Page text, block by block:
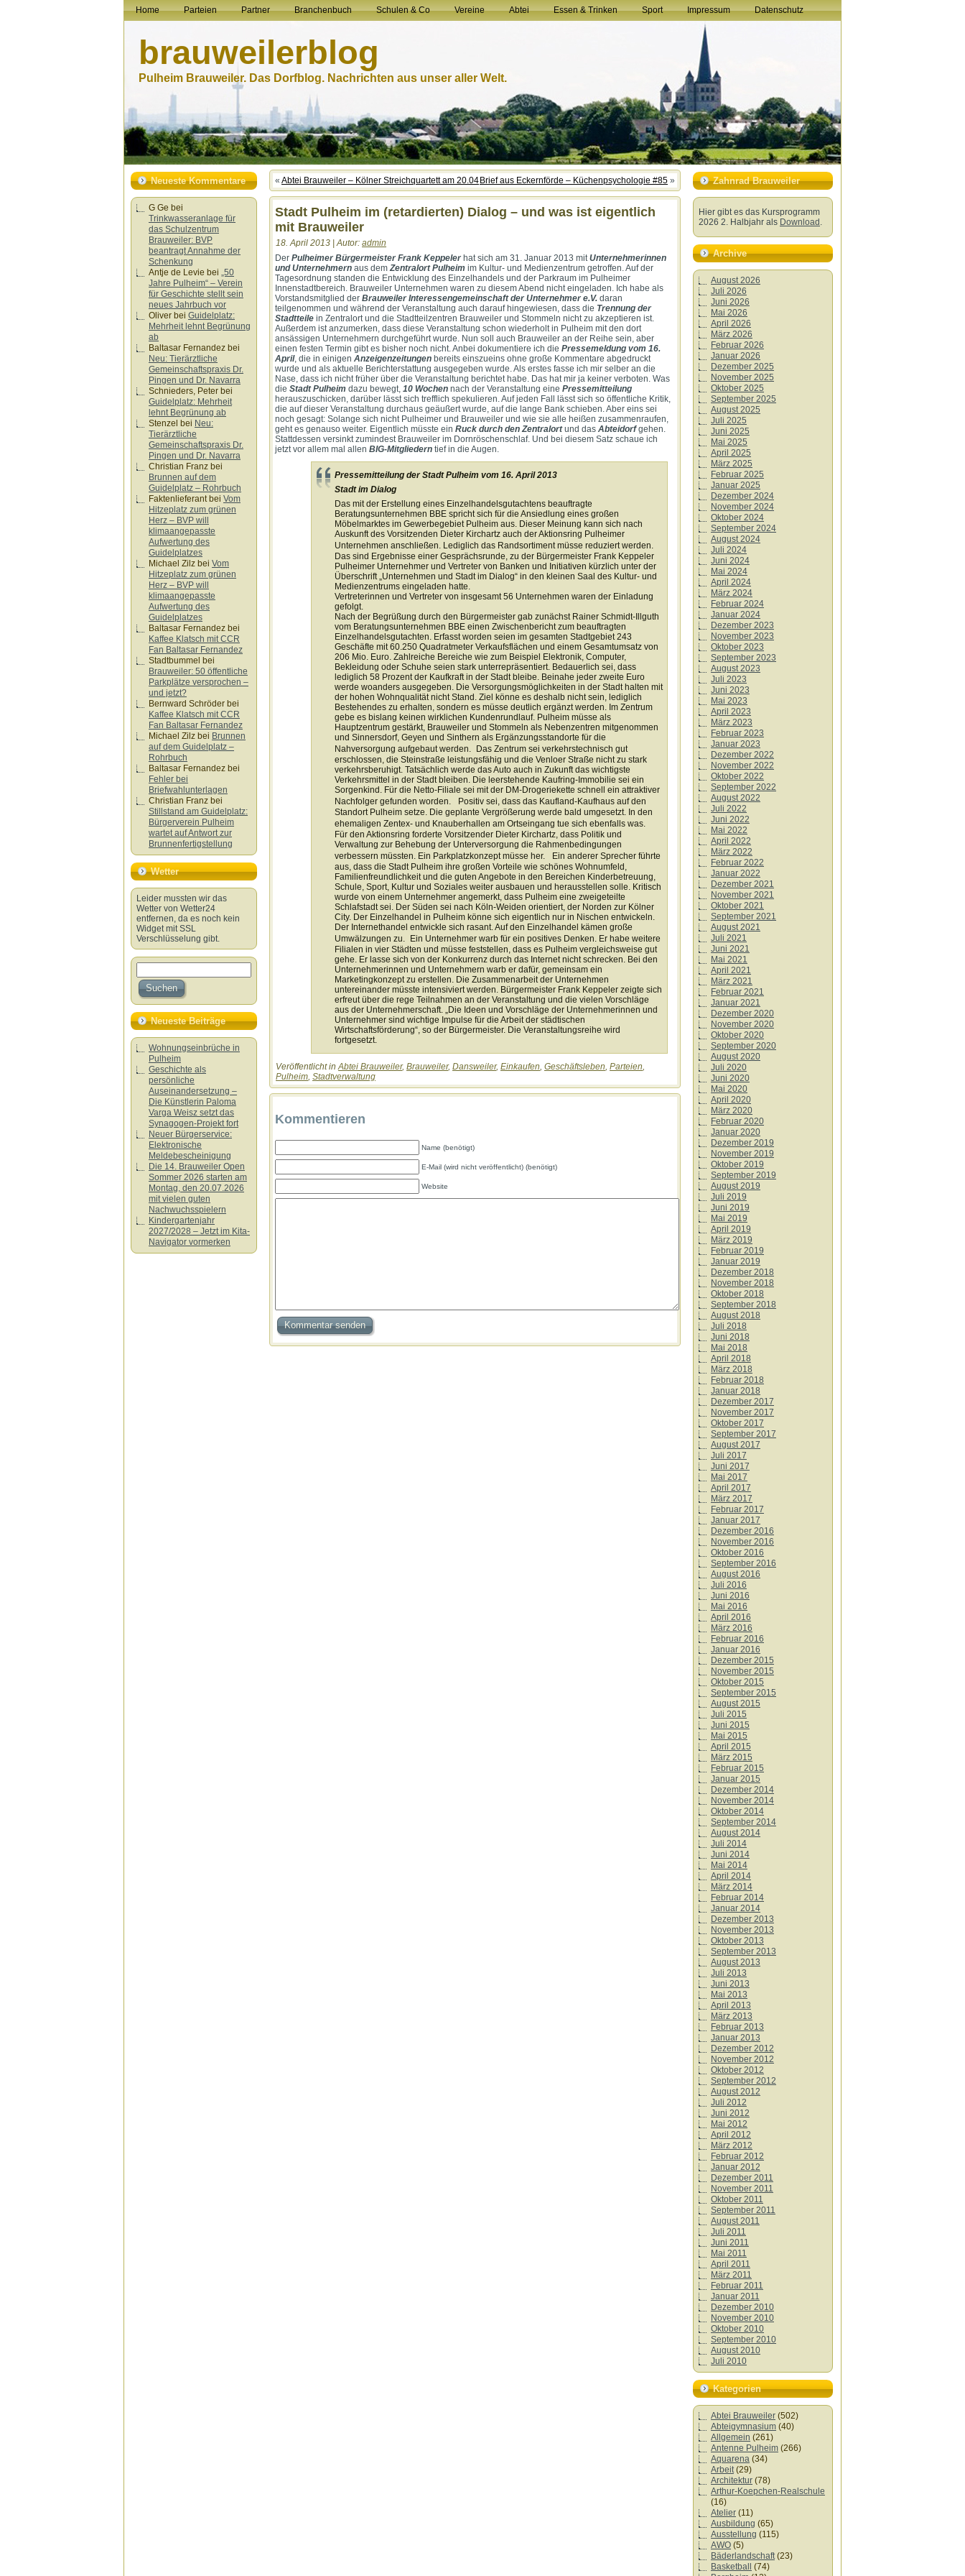
Home Parteien Partner Branchenbuch Schulen & Co Vereine Abtei Essen & Trinken Sport Impressum Datenschutz
brauweilerblog
Pulheim Brauweiler. Das Dorfblog. Nachrichten aus unser aller Welt.
Neueste Kommentare
G Ge bei
Trinkwasseranlage für
das Schulzentrum
Brauweiler: BVP
beantragt Annahme der
Schenkung
Antje de Levie bei „50
Jahre Pulheim“ – Verein
für Geschichte stellt sein
neues Jahrbuch vor
Oliver bei Guidelplatz:
Mehrheit lehnt Begrünung
ab
Baltasar Fernandez bei
Neu: Tierärztliche
Gemeinschaftspraxis Dr.
Pingen und Dr. Navarra
Schnieders, Peter bei
Guidelplatz: Mehrheit
lehnt Begrünung ab
Stenzel bei Neu:
Tierärztliche
Gemeinschaftspraxis Dr.
Pingen und Dr. Navarra
Christian Franz bei
Brunnen auf dem
Guidelplatz – Rohrbuch
Faktenlieferantbei Vom
Hitzeplatz zum grünen
Herz – BVP will
klimaangepasste
Aufwertung des
Guidelplatzes
Michael Zilz bei Vom
Hitzeplatz zum grünen
Herz – BVP will
klimaangepasste
Aufwertung des
Guidelplatzes
Baltasar Fernandez bei
Kaffee Klatsch mit CCR
Fan Baltasar Fernandez
Stadtbummel bei
Brauweiler: 50 öffentliche
Parkplätze versprochen –
und jetzt?
Bernward Schröder bei
Kaffee Klatsch mit CCR
Fan Baltasar Fernandez
Michael Zilz bei Brunnen
auf dem Guidelplatz –
Rohrbuch
Baltasar Fernandez bei
Fehler bei
Briefwahlunterlagen
Christian Franz bei
Stillstand am Guidelplatz:
Bürgerverein Pulheim
wartet auf Antwort zur
Brunnenfertigstellung
Wetter
Leider mussten wir das
Wetter von Wetter24
entfernen, da es noch kein
Widget mit SSL
Verschlüsselung gibt.
Neueste Beiträge
Wohnungseinbrüche in
Pulheim
Geschichte als
persönliche
Auseinandersetzung –
Die Künstlerin Paloma
Varga Weisz setzt das
Synagogen-Projekt fort
Neuer Bürgerservice:
Elektronische
Meldebescheinigung
Die 14. Brauweiler Open
Sommer 2026 starten am
Montag, den 20.07.2026
mit vielen guten
Nachwuchsspielern
Kindergartenjahr
2027/2028 – Jetzt im Kita-
Navigator vormerken
« Abtei Brauweiler – Kölner Streichquartett am 20.04 Brief aus Eckernförde – Küchenpsychologie #85 »
Stadt Pulheim im (retardierten) Dialog – und was ist eigentlich
mit Brauweiler
18. April 2013 | Autor: admin
Der Pulheimer Bürgermeister Frank Keppeler hat sich am 31. Januar 2013 mitUnternehmerinnen
und Unternehmern aus demZentralort Pulheim im Kultur- und Medienzentrum getroffen. Auf der
Tagesordnung standen die Entwicklung des Einzelhandels und der Parkraum im Pulheimer
Innenstadtbereich. Brauweiler Unternehmen waren zu diesem Abend nicht eingeladen. Ich habe als
Vorstandsmitglied der Brauweiler Interessengemeinschaft der Unternehmer e.V. daran
teilgenommen und während der Veranstaltung auch darauf hingewiesen, dass die Trennung der
Stadtteile in Zentralort und die Stadtteilzentren Brauweiler und Stommeln nicht zu akzeptieren ist.
Außerdem ist anzumerken, dass diese Veranstaltung schon wiederholt in Pulheim mit den dort
ansässigen Unternehmern durchgeführt wurde. Nun soll auch Brauweiler an der Reihe sein, aber
einen festen Termin gibt es bisher noch nicht. Anbei dokumentiere ich die Pressemeldung vom 16.
April, die in einigen Anzeigenzeitungen bereits einszueins ohne große Kommentare abgedruckt
wurde und als aktuelle Berichterstattung ausgegeben wurde. Als erstes fasse ich mir selber an die
Nase, dass ich nicht früher über die Veranstaltung berichtet habe. Das hat mir ja keiner verboten. Was
die Stadt Pulheim dazu bewegt, 10 Wochen nach der Veranstaltung eine Pressemitteilung
herauszuschicken, darüber lässt sich trefflich spekulieren. Auf jeden Fall lässt sich so öffentliche Kritik,
die auf dieser Veranstaltung durchaus geäußert wurde, auf die lange Bank schieben. Aber eins sei
noch gesagt: Solange sich nicht Pulheimer und Brauweiler und wie sie alle heißen zusammenraufen,
geht es genauso weiter. Eigentlich müsste ein Ruck durch den Zentralortund das Abteidorfgehen.
Stattdessen versinkt zumindest Brauweiler im Dornröschenschlaf. Und bei diesem Satz schaue ich
jetzt vor allem mal allen BIG-Mitgliedern tief in die Augen.
Pressemitteilung der Stadt Pulheim vom 16. April 2013
Stadt im Dialog
Das mit der Erstellung eines Einzelhandelsgutachtens beauftragte
Beratungsunternehmen BBE spricht sich für die Ansiedlung eines großen
Möbelmarktes im Gewerbegebiet Pulheim aus. Dieser Meinung kann sich nach
Auskunft des Vorsitzenden Dieter Kirchartz auch der Aktionsring Pulheimer
Unternehmen anschließen. Lediglich das Randsortiment müsse reduziert werden.
Das sind Ergebnisse einer Gesprächsrunde, zu der Bürgermeister Frank Keppeler
Pulheimer Unternehmer und Vertreter von Banken und Initiativen kürzlich unter der
Überschrift „Unternehmen und Stadt im Dialog“ in den kleinen Saal des Kultur- und
Medienzentrums eingeladen hatte.
Vertreterinnen und Vertreter von insgesamt 56 Unternehmen waren der Einladung
gefolgt.
Nach der Begrüßung durch den Bürgermeister gab zunächst Rainer Schmidt-Illguth
vom Beratungsunternehmen BBE einen Zwischenbericht zum beauftragten
Einzelhandelsgutachten. Erfasst worden seien im gesamten Stadtgebiet 243
Geschäfte mit 60.250 Quadratmeter Verkaufsflächen und einem Gesamtumsatz von
206 Mio. Euro. Zahlreiche Bereiche wie zum Beispiel Elektronik, Computer,
Bekleidung oder Schuhe seien stark unterrepräsentiert. Bedauerlich sei, dass
lediglich 58 Prozent der Kaufkraft in der Stadt bleibe. Beinahe jeder zweite Euro
werde woanders ausgegeben. Die Versorgungsmöglichkeiten in der Stadt halten mit
der hohen Wohnqualität nicht Stand. Ziel könne es deshalb nicht sein, lediglich
Bestehendes zu erhalten, sondern es müsse deutlich ergänzt werden. Im Zentrum
gebe es bislang keinen wirklichen Kundenrundlauf. Pulheim müsse als
Hauptzentrum gestärkt, Brauweiler und Stommeln als Nebenzentren mitgenommen
und Sinnersdorf, Geyen und Sinthern als Ergänzungsstandorte für die
Nahversorgung aufgebaut werden. Das Zentrum sei verkehrstechnisch gut
erschlossen, die Steinstraße leistungsfähig und die Venloer Straße nicht zu stark
verkehrsberuhigt. Tatsächlich werde das Auto auch in Zukunft das wichtigste
Verkehrsmittel in der Stadt bleiben. Die leerstehende Kaufring-Immobilie sei ein
Sorgenkind. Für die Netto-Filiale sei mit der DM-Drogeriekette schnell ein attraktiver
Nachfolger gefunden worden. Positiv sei, dass das Kaufland-Kaufhaus auf den
Standort Pulheim setze. Die geplante Vergrößerung werde bald umgesetzt. In den
ehemaligen Zentex- und Knauberhallen am Ortseingang tue sich ebenfalls was.
Für den Aktionsring forderte Vorsitzender Dieter Kirchartz, dass Politik und
Verwaltung zur Behebung der Unterversorgung die Rahmenbedingungen
verbessern müssten. Ein Parkplatzkonzept müsse her. Ein anderer Sprecher führte
aus, dass die Stadt Pulheim ihre großen Vorteile wie schönes Wohnumfeld,
Familienfreundlichkeit und die guten Angebote in den Bereichen Kinderbetreuung,
Schule, Sport, Kultur und Soziales weiter ausbauen und herausstellen solle. Kritisch
wurde von einem Unternehmer angemerkt, dass Pulheim eine zweigeteilte
Schlafstadt sei. Der Süden sei nach Köln-Weiden orientiert, der Norden zur Kölner
City. Der Einzelhandel in Pulheim könne sich eigentlich nur in Nischen entwickeln.
Der Internethandel entwickle sich rasant. Auf den Einzelhandel kämen große
Umwälzungen zu. Ein Unternehmer warb für ein positives Denken. Er habe weitere
Filialen in vier Städten und müsse feststellen, dass es Pulheim vergleichsweise gut
gehe. Er lasse sich von der Konkurrenz durch das Internet nicht schrecken. Bei den
Unternehmerinnen und Unternehmern warb er dafür, gemeinsam ein
Marketingkonzept zu erstellen. Die Zusammenarbeit der Unternehmen
untereinander müsste intensiviert werden. Bürgermeister Frank Keppeler zeigte sich
erfreut über die rege Teilnahmen an der Veranstaltung und die vielen Vorschläge
aus der Unternehmerschaft. „Die Ideen und Vorschläge der Unternehmerinnen und
Unternehmer sind wichtige Impulse für die Arbeit der städtischen
Wirtschaftsförderung“, so der Bürgermeister. Die Veranstaltungsreihe wird
fortgesetzt.
Veröffentlicht inAbtei Brauweiler, Brauweiler, Dansweiler, Einkaufen, Geschäftsleben, Parteien,
Pulheim, Stadtverwaltung
Kommentieren
Name (benötigt)
E-Mail (wird nicht veröffentlicht) (benötigt)
Website
Zahnrad Brauweiler
Hier gibt es das Kursprogramm
2026 2. Halbjahr als Download .
Archive
August 2026
Juli 2026
Juni 2026
Mai 2026
April 2026
März 2026
Februar 2026
Januar 2026
Dezember 2025
November 2025
Oktober 2025
September 2025
August 2025
Juli 2025
Juni 2025
Mai 2025
April 2025
März 2025
Februar 2025
Januar 2025
Dezember 2024
November 2024
Oktober 2024
September 2024
August 2024
Juli 2024
Juni 2024
Mai 2024
April 2024
März 2024
Februar 2024
Januar 2024
Dezember 2023
November 2023
Oktober 2023
September 2023
August 2023
Juli 2023
Juni 2023
Mai 2023
April 2023
März 2023
Februar 2023
Januar 2023
Dezember 2022
November 2022
Oktober 2022
September 2022
August 2022
Juli 2022
Juni 2022
Mai 2022
April 2022
März 2022
Februar 2022
Januar 2022
Dezember 2021
November 2021
Oktober 2021
September 2021
August 2021
Juli 2021
Juni 2021
Mai 2021
April 2021
März 2021
Februar 2021
Januar 2021
Dezember 2020
November 2020
Oktober 2020
September 2020
August 2020
Juli 2020
Juni 2020
Mai 2020
April 2020
März 2020
Februar 2020
Januar 2020
Dezember 2019
November 2019
Oktober 2019
September 2019
August 2019
Juli 2019
Juni 2019
Mai 2019
April 2019
März 2019
Februar 2019
Januar 2019
Dezember 2018
November 2018
Oktober 2018
September 2018
August 2018
Juli 2018
Juni 2018
Mai 2018
April 2018
März 2018
Februar 2018
Januar 2018
Dezember 2017
November 2017
Oktober 2017
September 2017
August 2017
Juli 2017
Juni 2017
Mai 2017
April 2017
März 2017
Februar 2017
Januar 2017
Dezember 2016
November 2016
Oktober 2016
September 2016
August 2016
Juli 2016
Juni 2016
Mai 2016
April 2016
März 2016
Februar 2016
Januar 2016
Dezember 2015
November 2015
Oktober 2015
September 2015
August 2015
Juli 2015
Juni 2015
Mai 2015
April 2015
März 2015
Februar 2015
Januar 2015
Dezember 2014
November 2014
Oktober 2014
September 2014
August 2014
Juli 2014
Juni 2014
Mai 2014
April 2014
März 2014
Februar 2014
Januar 2014
Dezember 2013
November 2013
Oktober 2013
September 2013
August 2013
Juli 2013
Juni 2013
Mai 2013
April 2013
März 2013
Februar 2013
Januar 2013
Dezember 2012
November 2012
Oktober 2012
September 2012
August 2012
Juli 2012
Juni 2012
Mai 2012
April 2012
März 2012
Februar 2012
Januar 2012
Dezember 2011
November 2011
Oktober 2011
September 2011
August 2011
Juli 2011
Juni 2011
Mai 2011
April 2011
März 2011
Februar 2011
Januar 2011
Dezember 2010
November 2010
Oktober 2010
September 2010
August 2010
Juli 2010
Kategorien
Abtei Brauweiler (502)
Abteigymnasium (40)
Allgemein (261)
Antenne Pulheim (266)
Aquarena (34)
Arbeit(29)
Architektur (78)
Arthur-Koepchen-Realschule
(16)
Atelier (11)
Ausbildung (65)
Ausstellung (115)
AWO (5)
Bäderlandschaft(23)
Basketball
(74)